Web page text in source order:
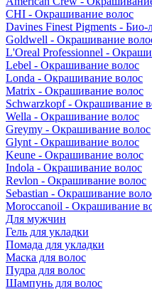
CHI - Окрашивание волос
Davines Finest Pigments -
Goldwell - Окрашивание
L'Oreal Professionnel -
Lebel - Окрашивание волос
Londa - Окрашивание волос
Matrix - Окрашивание волос
Schwarzkopf - Окрашивание
Wella - Окрашивание волос
Greymy - Окрашивание волос
Glynt - Окрашивание волос
Keune - Окрашивание волос
Indola - Окрашивание волос
Revlon - Окрашивание волос
Sebastian - Окрашивание
Moroccanoil - Окрашивание
Для мужчин
Гель для укладки
Помада для укладки
Маска для волос
Пудра для волос
Шампунь для волос